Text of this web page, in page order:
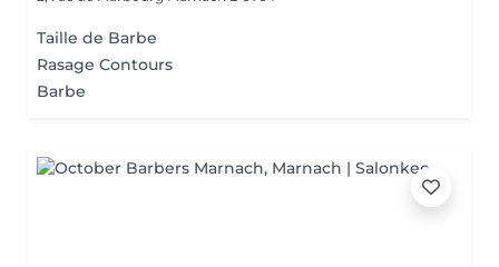
Taille de Barbe
Rasage Contours
Barbe